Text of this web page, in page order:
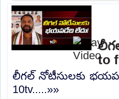
to
లీగల్ నోటీసులకు
10tv.....»»